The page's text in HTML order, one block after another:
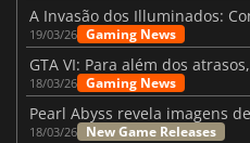
19/03/26 Gaming News
18/03/26 Gaming News
18/03/26 New Game Releases